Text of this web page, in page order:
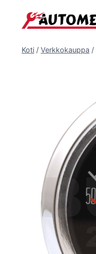
sisältöön
Koti / Verkkokauppa /